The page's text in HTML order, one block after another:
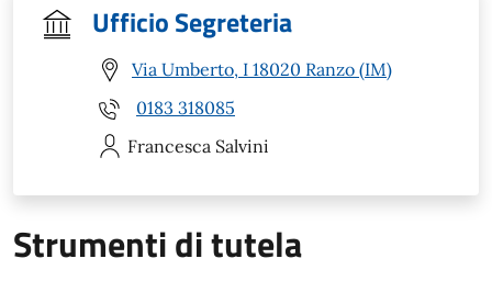
Ufficio Segreteria
Via Umberto, I 18020 Ranzo (IM)
0183 318085
Francesca Salvini
Strumenti di tutela